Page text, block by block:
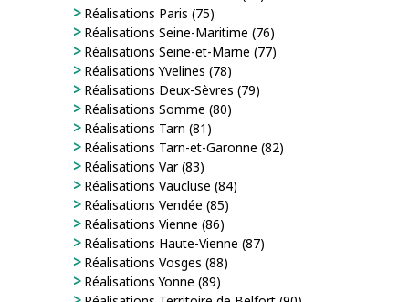
Réalisations Paris (75)
Réalisations Seine-Maritime (76)
Réalisations Seine-et-Marne (77)
Réalisations Yvelines (78)
Réalisations Deux-Sèvres (79)
Réalisations Somme (80)
Réalisations Tarn (81)
Réalisations Tarn-et-Garonne (82)
Réalisations Var (83)
Réalisations Vaucluse (84)
Réalisations Vendée (85)
Réalisations Vienne (86)
Réalisations Haute-Vienne (87)
Réalisations Vosges (88)
Réalisations Yonne (89)